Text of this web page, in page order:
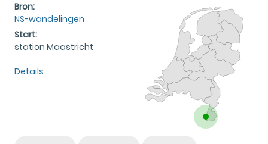
Bron:
NS-wandelingen
Start:
station Maastricht
Details